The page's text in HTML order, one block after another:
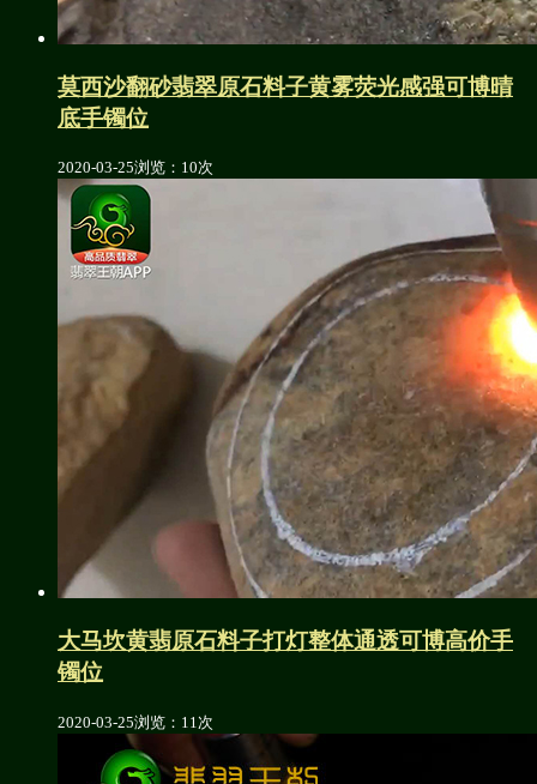
莫西沙翻砂翡翠原石料子黄雾荧光感强可博晴
底手镯位
2020-03-25浏览：10次
大马坎黄翡原石料子打灯整体通透可博高价手
镯位
2020-03-25浏览：11次